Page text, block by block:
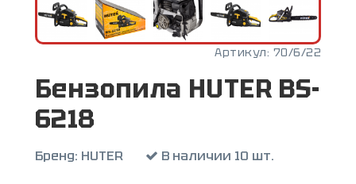
Артикул: 70/6/22
Бензопила HUTER BS-
6218
Бренд: HUTER В наличии 10 шт.